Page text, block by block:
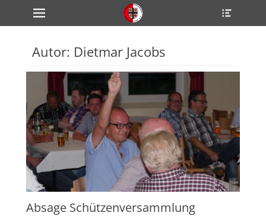
zum
Inhalt
Primärmenü
Autor: Dietmar Jacobs
Absage Schützenversammlung